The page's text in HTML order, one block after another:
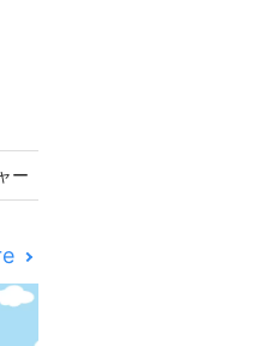
ー